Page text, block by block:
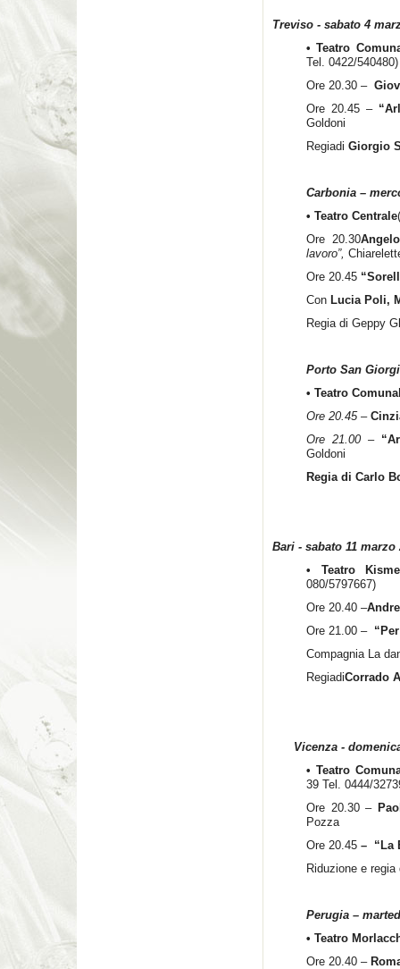
Treviso - sabato 4
• Teatro
Tel. 0422/540480)
Ore 20.30 –
Ore 20.45 – “
Goldoni
Regiadi Giorgio
Carbonia –
• Teatro Centrale
Ore 20.30
lavoro”,
Ore 20.45
Con Lucia Poli,
Regia di Geppy
Porto San
• Teatro
Ore 20.45 –
Ore 21.00 –
Goldoni
Regia di Carlo
Bari - sabato 11 marzo
• Teatro
080/5797667)
Ore 20.40 –
Ore 21.00 –
Compagnia La
RegiadiCorrado
Vicenza - domenica
• Teatro
39 Tel. 0444/
Ore 20.30 –
Pozza
Ore 20.45 – “ La
Riduzione e
Perugia –
• Teatro
Ore 20.40 –